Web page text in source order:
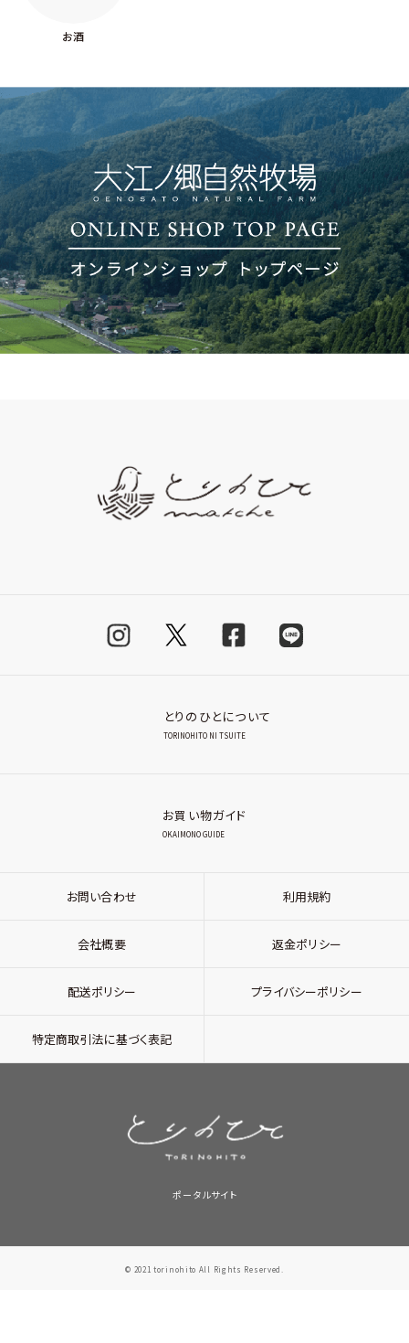
お酒
とりのひとについて
TORINOHITO NI TSUITE
お買い物ガイド
OKAIMONO GUIDE
お問い合わせ 利用規約
会社概要 返金ポリシー
配送ポリシー プライバシーポリシー
特定商取引法に基づく表記
ポータルサイト
© 2021 torinohito All Rights Reserved.